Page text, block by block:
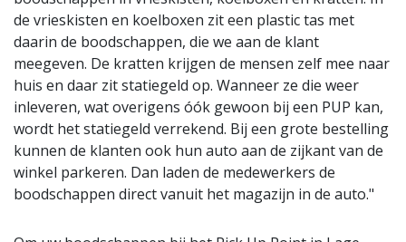
de vrieskisten en koelboxen zit een plastic tas met
daarin de boodschappen, die we aan de klant
meegeven. De kratten krijgen de mensen zelf mee naar
huis en daar zit statiegeld op. Wanneer ze die weer
inleveren, wat overigens óók gewoon bij een PUP kan,
wordt het statiegeld verrekend. Bij een grote bestelling
kunnen de klanten ook hun auto aan de zijkant van de
winkel parkeren. Dan laden de medewerkers de
boodschappen direct vanuit het magazijn in de auto."